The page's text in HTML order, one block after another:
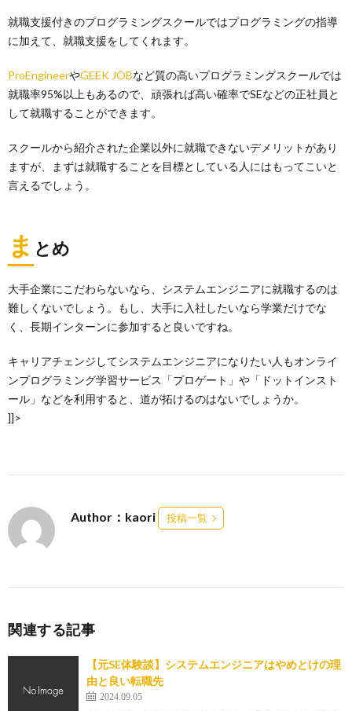
就職支援付きのプログラミングスクールではプログラミングの指導
に加えて、就職支援をしてくれます。
ProEngineerやGEEK JOBなど質の高いプログラミングスクールでは
就職率95%以上もあるので、頑張れば高い確率でSEなどの正社員と
して就職することができます。
スクールから紹介された企業以外に就職できないデメリットがあり
ますが、まずは就職することを目標としている人にはもってこいと
言えるでしょう。
ま とめ
大手企業にこだわらないなら、システムエンジニアに就職するのは
難しくないでしょう。もし、大手に入社したいなら学業だけでな
く、長期インターンに参加すると良いですね。
キャリアチェンジしてシステムエンジニアになりたい人もオンライ
ンプログラミング学習サービス「プロゲート」や「ドットインスト
ール」などを利用すると、道が拓けるのはないでしょうか。
]]>
Author：kaori 投稿一覧
関連する記事
【元SE体験談】システムエンジニアはやめとけの理
由と良い転職先
2024.09.05